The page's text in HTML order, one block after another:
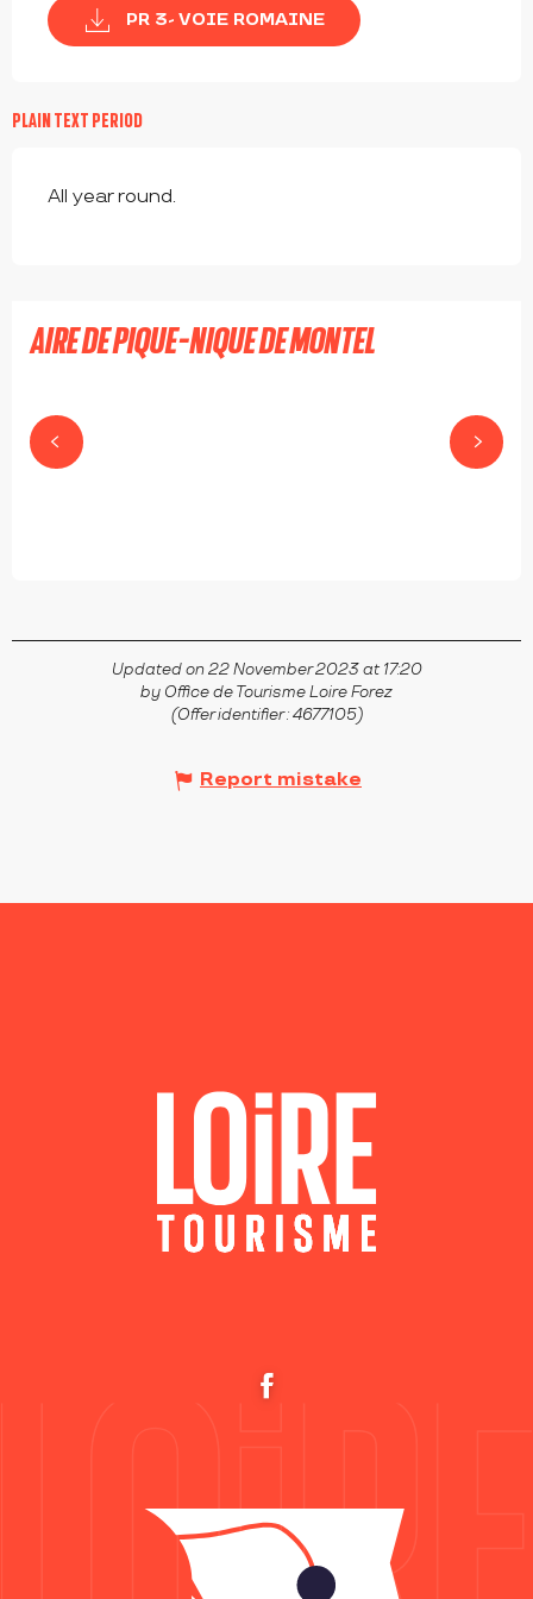
PR 3- VOIE ROMAINE
PLAIN TEXT PERIOD
All year round.
AIRE DE PIQUE-NIQUE DE MONTEL
Updated on 22 November 2023 at 17:20
by Office de Tourisme Loire Forez
(Offer identifier :4677105)
Report mistake